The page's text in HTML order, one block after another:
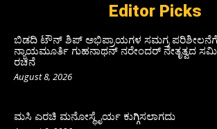
Editor Picks
ಬಿಡದಿ ಟೌನ್ ಶಿಪ್ ಅಭಿಪ್ರಾಯಗಳ ಸಮಗ್ರ ಪರಿಶೀಲನೆಗೆ
ನ್ಯಾಯಮೂರ್ತಿ ಗುಹನಾಥನ್ ನರೇಂದರ್ ನೇತೃತ್ವದ
ರಚನೆ
August 8, 2026
ಮಸಿ ಎರಚಿ ಮನೋಸ್ಥೈರ್ಯ ಕುಗ್ಗಿಸಲಾಗದು